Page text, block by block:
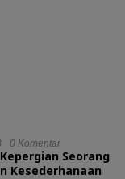
0 Komentar
Seorang
Kesederhanaan